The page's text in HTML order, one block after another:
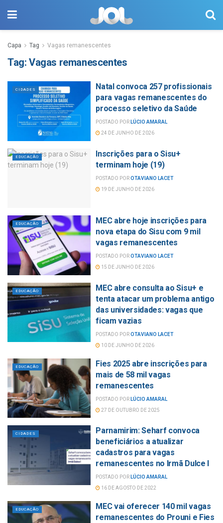
Capa Tag Vagas remanescentes
Tag: Vagas remanescentes
CIDADES
Natal convoca 257 profissionais
para vagas remanescentes do
processo seletivo da Saúde
POSTADO POR LÚCIO AMARAL
24 DE JUNHO DE 2026
EDUCAÇÃO
Inscrições para o Sisu+
terminam hoje (19)
POSTADO POROTAVIANO LACET
19 DE JUNHO DE 2026
EDUCAÇÃO
MEC abre hoje inscrições para
nova etapa do Sisu com 9 mil
vagas remanescentes
POSTADO POROTAVIANO LACET
15 DE JUNHO DE 2026
EDUCAÇÃO
MEC abre consulta ao Sisu+ e
tenta atacar um problema antigo
das universidades: vagas que
ficam vazias
POSTADO POROTAVIANO LACET
10 DE JUNHO DE 2026
EDUCAÇÃO
Fies 2025 abre inscrições para
mais de 58 mil vagas
remanescentes
POSTADO POR LÚCIO AMARAL
27 DE OUTUBRO DE 2025
CIDADES
Parnamirim: Seharf convoca
beneficiários a atualizar
cadastros para vagas
remanescentes no Irmã Dulce I
POSTADO POR LÚCIO AMARAL
16 DE AGOSTO DE 2022
EDUCAÇÃO
MEC vai oferecer 140 mil vagas
remanescentes do Prouni e Fies